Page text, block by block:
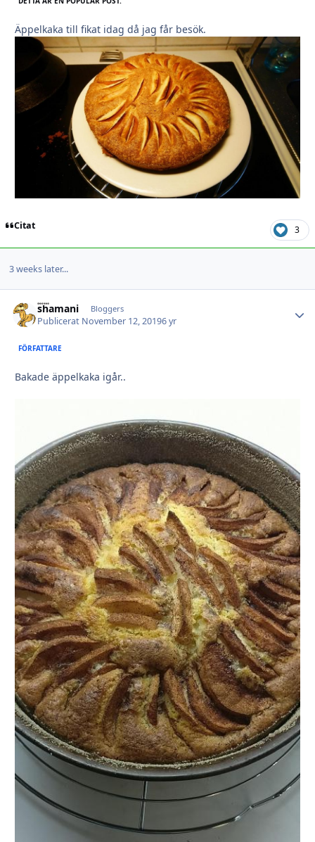
Äppelkaka till fikat idag då jag får besök.
Citat 3
3 weeks later...
shamani Bloggers
Publicerat November 12, 20196 yr
FÖRFATTARE
Bakade äppelkaka igår..